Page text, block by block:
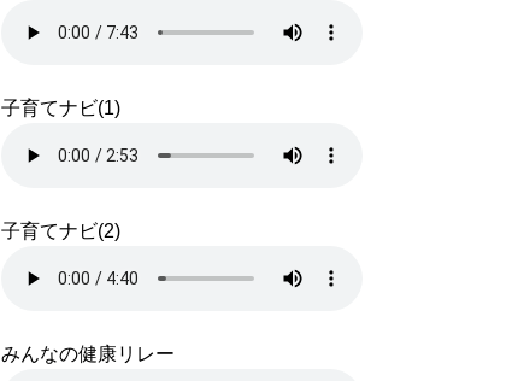
子育てナビ(1)
子育てナビ(2)
みんなの健康リレー